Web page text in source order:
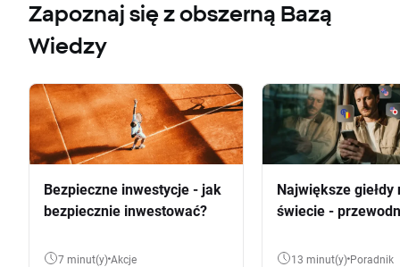
Zapoznaj się z obszerną Bazą
Wiedzy
Bezpieczne inwestycje - jak
bezpiecznie inwestować?
7 minut(y) Akcje
Największe giełdy
świecie -
13 minut(y) Poradnik